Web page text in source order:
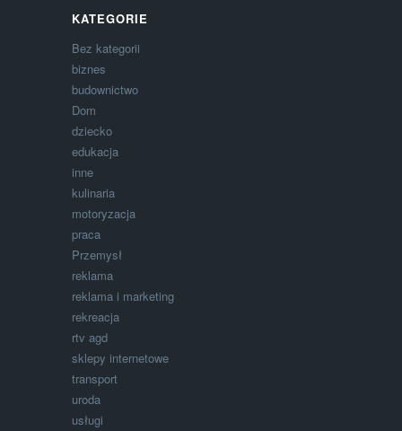
KATEGORIE
Bez kategorii
biznes
budownictwo
Dom
dziecko
edukacja
inne
kulinaria
motoryzacja
praca
Przemysł
reklama
reklama i marketing
rekreacja
rtv agd
sklepy internetowe
transport
uroda
usługi